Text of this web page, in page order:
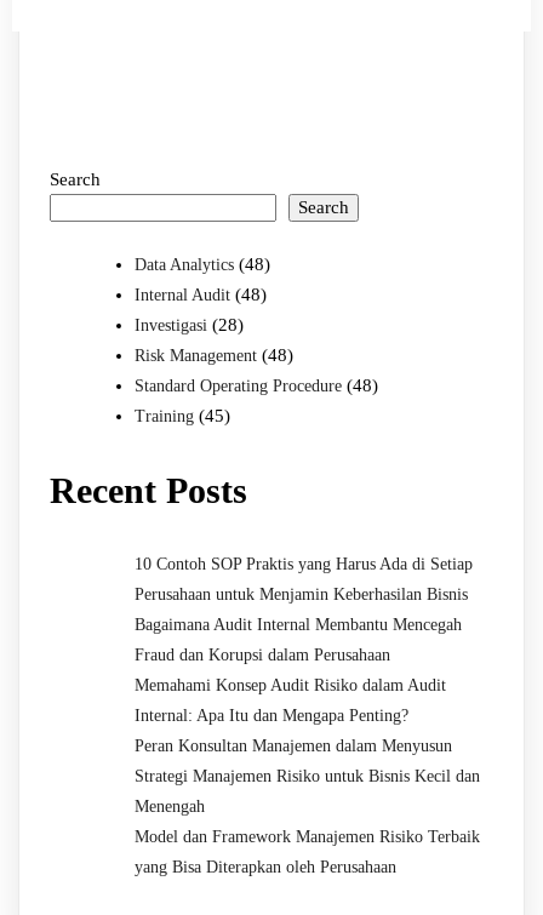
Search
Search
Data Analytics (48)
Internal Audit (48)
Investigasi (28)
Risk Management (48)
Standard Operating Procedure (48)
Training (45)
Recent Posts
10 Contoh SOP Praktis yang Harus Ada di Setiap
Perusahaan untuk Menjamin Keberhasilan Bisnis
Bagaimana Audit Internal Membantu Mencegah
Fraud dan Korupsi dalam Perusahaan
Memahami Konsep Audit Risiko dalam Audit
Internal: Apa Itu dan Mengapa Penting?
Peran Konsultan Manajemen dalam Menyusun
Strategi Manajemen Risiko untuk Bisnis Kecil dan
Menengah
Model dan Framework Manajemen Risiko Terbaik
yang Bisa Diterapkan oleh Perusahaan